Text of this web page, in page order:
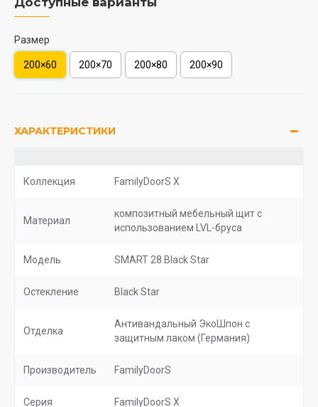
Размер
200×60 200×70 200×80 200×90
ХАРАКТЕРИСТИКИ
Коллекция FamilyDoorS X
Материал
композитный мебельный щит с
использованием LVL-бруса
Модель SMART 28 Black Star
Остекление Black Star
Отделка
Антивандальный ЭкоШпон с
защитным лаком (Германия)
Производитель FamilyDoorS
Серия FamilyDoorS X